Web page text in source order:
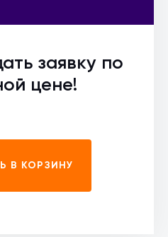
заявку по
цене!
В КОРЗИНУ